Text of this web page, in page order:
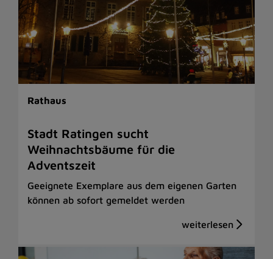
Rathaus
Stadt Ratingen sucht
Weihnachtsbäume für die
Adventszeit
Geeignete Exemplare aus dem eigenen Garten
können ab sofort gemeldet werden